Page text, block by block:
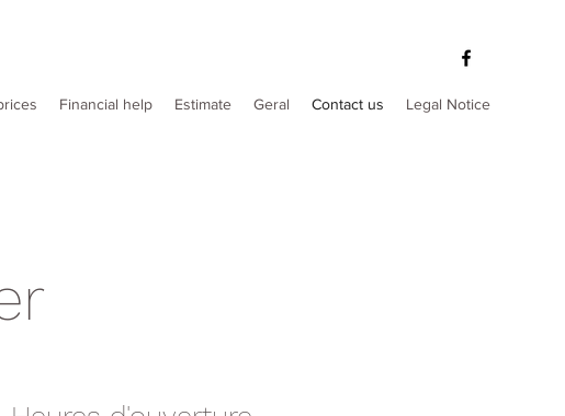
Financial help Estimate Geral Contact us Legal Notice